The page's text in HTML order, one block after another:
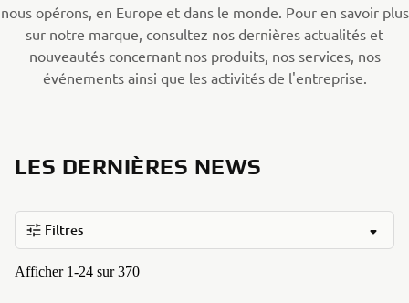
nous opérons, en Europe et dans le monde. Pour en savoir plus
sur notre marque, consultez nos dernières actualités et
nouveautés concernant nos produits, nos services, nos
événements ainsi que les activités de l'entreprise.
LES DERNIÈRES NEWS
Filtres
Afficher 1-24 sur 370